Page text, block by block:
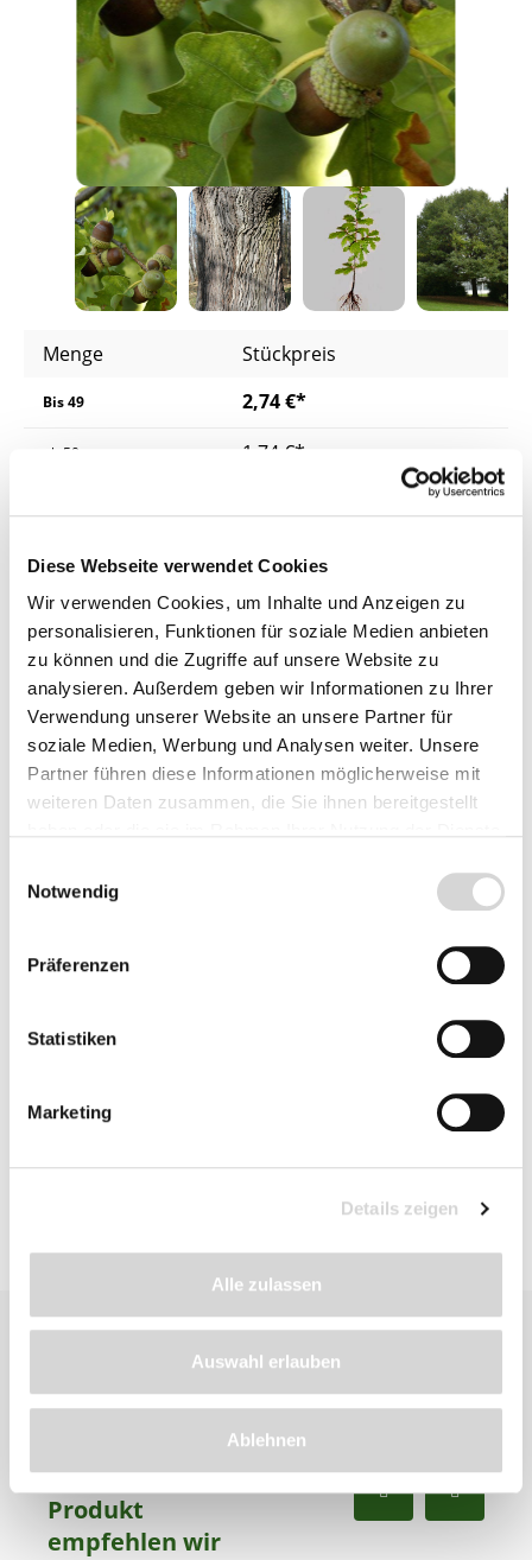
Diese Webseite verwendet Cookies
Wir verwenden Cookies, um Inhalte und Anzeigen zu
personalisieren, Funktionen für soziale Medien anbieten
zu können und die Zugriffe auf unsere Website zu
analysieren. Außerdem geben wir Informationen zu Ihrer
Verwendung unserer Website an unsere Partner für
soziale Medien, Werbung und Analysen weiter. Unsere
Partner führen diese Informationen möglicherweise mit
weiteren Daten zusammen, die Sie ihnen bereitgestellt
Notwendig
Präferenzen
Statistiken
Marketing
Details zeigen
Alle zulassen
Auswahl erlauben
Ablehnen
Menge Stückpreis
Bis49 2,74 €*
ab 50 1,74 €*
ab 400 1,59 €*
Preise inkl. MwSt.zzgl. Versandkosten
Lieferzeit: 4 - 8 Werktage
Herkunft
Produkt Anzahl: Gib den gewünschten
Beschreibung
Bewertungen
Zu diesem
Produkt
empfehlen wir